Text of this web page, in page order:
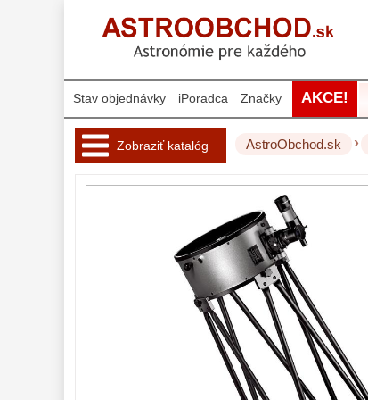
Stav objednávky iPoradca Značky AKCE!
Zobraziť katalóg
Pre začiatočníkov 38
27
7
32
12
AstroObchod.sk ›